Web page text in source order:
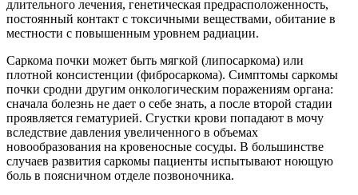
длительного лечения, генетическая предрасположенность,
постоянный контакт с токсичными веществами, обитание в
местности с повышенным уровнем радиации.
Саркома почки может быть мягкой (липосаркома) или
плотной консистенции (фибросаркома). Симптомы саркомы
почки сродни другим онкологическим поражениям органа:
сначала болезнь не дает о себе знать, а после второй стадии
проявляется гематурией. Сгустки крови попадают в мочу
вследствие давления увеличенного в объемах
новообразования на кровеносные сосуды. В большинстве
случаев развития саркомы пациенты испытывают ноющую
боль в поясничном отделе позвоночника.